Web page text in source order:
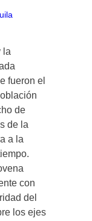
la
fueron el
de
de la
a la
con
del
los ejes